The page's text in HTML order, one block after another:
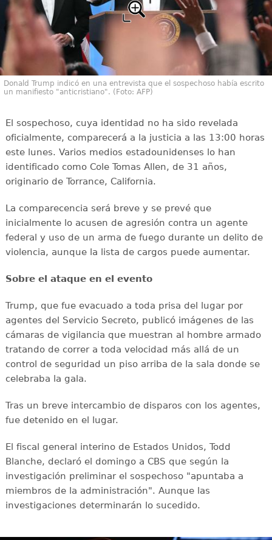
Donald Trump indicó en una entrevista que el sospechoso había escrito
un manifiesto "anticristiano". (Foto: AFP)
El sospechoso, cuya identidad no ha sido revelada
oficialmente, comparecerá a la justicia a las 13:00 horas
este lunes. Varios medios estadounidenses lo han
identificado como Cole Tomas Allen, de 31 años,
originario de Torrance, California.
La comparecencia será breve y se prevé que
inicialmente lo acusen de agresión contra un agente
federal y uso de un arma de fuego durante un delito de
violencia, aunque la lista de cargos puede aumentar.
Sobre el ataque en el evento
Trump, que fue evacuado a toda prisa del lugar por
agentes del Servicio Secreto, publicó imágenes de las
cámaras de vigilancia que muestran al hombre armado
tratando de correr a toda velocidad más allá de un
control de seguridad un piso arriba de la sala donde se
celebraba la gala.
Tras un breve intercambio de disparos con los agentes,
fue detenido en el lugar.
El fiscal general interino de Estados Unidos, Todd
Blanche, declaró el domingo a CBS que según la
investigación preliminar el sospechoso "apuntaba a
miembros de la administración". Aunque las
investigaciones determinarán lo sucedido.